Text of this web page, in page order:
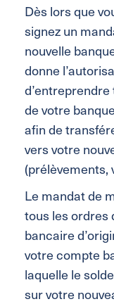
Dès lors que
signez un
nouvelle
donne
de votre
afin de
vers votre
(prélèvements,
Le mandat de
tous les ordres
bancaire
votre compte
laquelle le
sur votre